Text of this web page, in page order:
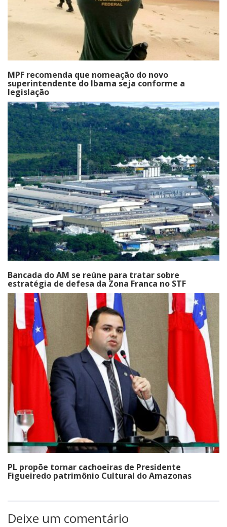
MPF recomenda que nomeação do novo
superintendente do Ibama seja conforme a
legislação
Bancada do AM se reúne para tratar sobre
estratégia de defesa da Zona Franca no STF
PL propõe tornar cachoeiras de Presidente
Figueiredo patrimônio Cultural do Amazonas
Deixe um comentário